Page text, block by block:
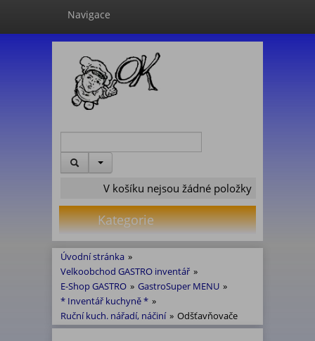
Navigace
V košíku nejsou žádné položky
Kategorie
Úvodní stránka »
Velkoobchod GASTRO inventář »
E-Shop GASTRO » GastroSuper MENU »
* Inventář kuchyně * »
Ruční kuch. nářadí, náčiní » Odšťavňovače